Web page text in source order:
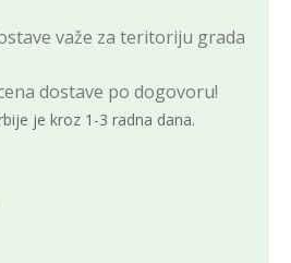
važe za teritoriju grada
dostave po dogovoru!
je kroz 1-3 radna dana.